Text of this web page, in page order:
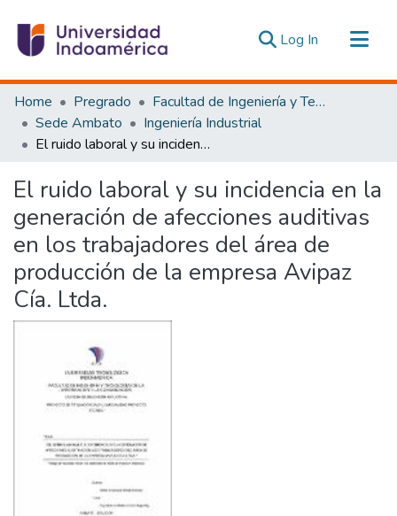
Log In (current)
Communities & Collections
All of DSpace
Statistics
Home Pregrado
Facultad de Ingeniería y Tecnologías de la Información y la Comunicación
Sede Ambato
Ingeniería Industrial
El ruido laboral y su incidencia en la generación de afecciones auditivas en los trabajadores del área de producción de la empresa Avipaz Cía. Ltda.
El ruido laboral y su incidencia en la
generación de afecciones auditivas
en los trabajadores del área de
producción de la empresa Avipaz
Cía. Ltda.